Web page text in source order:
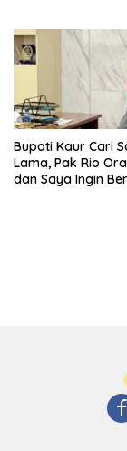
Bupati Kaur Cari
Lama, Pak Rio
dan Saya Ingin